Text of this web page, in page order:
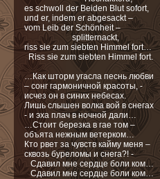
es schwoll der Beiden Blut sofort,
und er, indem er abgesackt –
vom Leib der Schönheit –
splitternackt,
riss sie zum siebten Himmel fort…
Riss sie zum siebten Himmel fort.
…Как шторм угасла песнь любви
– сонг гармоничной красоты, -
исчез он в синих небесах.
Лишь слышен волка вой в снегах
- и эха плач в ночной дали…
…Стоит березка в гае том –
объята нежным ветерком…
Кто рвет за чувств кайму меня –
cквозь буреломы и снега?! -
Сдавил мне сердце боли ком…
Сдавил мне сердце боли ком…